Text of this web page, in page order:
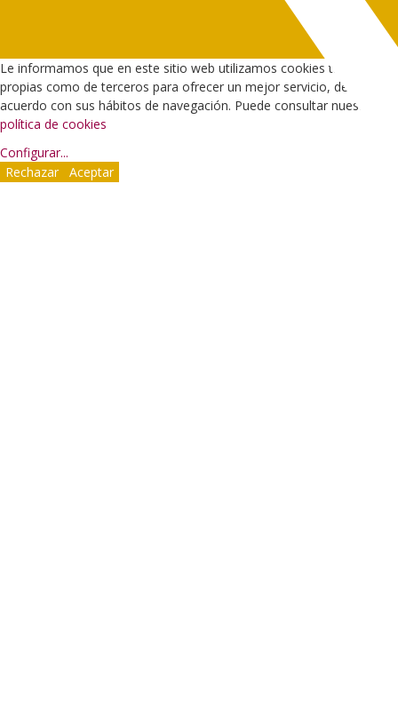
Le informamos que en este sitio web utilizamos cookies tanto
propias como de terceros para ofrecer un mejor servicio, de
acuerdo con sus hábitos de navegación. Puede consultar nuestra
política de cookies
Configurar...
Rechazar
Aceptar